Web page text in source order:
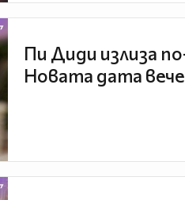
Пи Диди излиза
Новата дата